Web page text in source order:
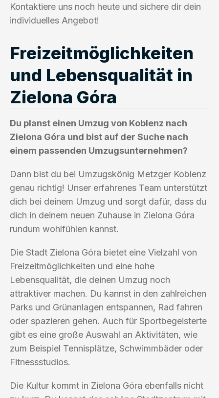
Kontaktiere uns noch heute und sichere dir dein
individuelles Angebot!
Freizeitmöglichkeiten
und Lebensqualität in
Zielona Góra
Du planst einen Umzug von Koblenz nach
Zielona Góra und bist auf der Suche nach
einem passenden Umzugsunternehmen?
Dann bist du bei Umzugskönig Metzger Koblenz
genau richtig! Unser erfahrenes Team unterstützt
dich bei deinem Umzug und sorgt dafür, dass du
dich in deinem neuen Zuhause in Zielona Góra
rundum wohlfühlen kannst.
Die Stadt Zielona Góra bietet eine Vielzahl von
Freizeitmöglichkeiten und eine hohe
Lebensqualität, die deinen Umzug noch
attraktiver machen. Du kannst in den zahlreichen
Parks und Grünanlagen entspannen, Rad fahren
oder spazieren gehen. Auch für Sportbegeisterte
gibt es eine große Auswahl an Aktivitäten, wie
zum Beispiel Tennisplätze, Schwimmbäder oder
Fitnessstudios.
Die Kultur kommt in Zielona Góra ebenfalls nicht